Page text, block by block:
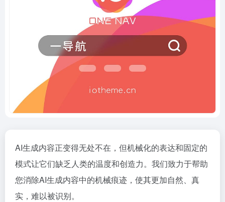
AI生成内容正变得无处不在，但机械化的表达和固定的
模式让它们缺乏人类的温度和创造力。我们致力于帮助
您消除AI生成内容中的机械痕迹，使其更加自然、真
实，难以被识别。